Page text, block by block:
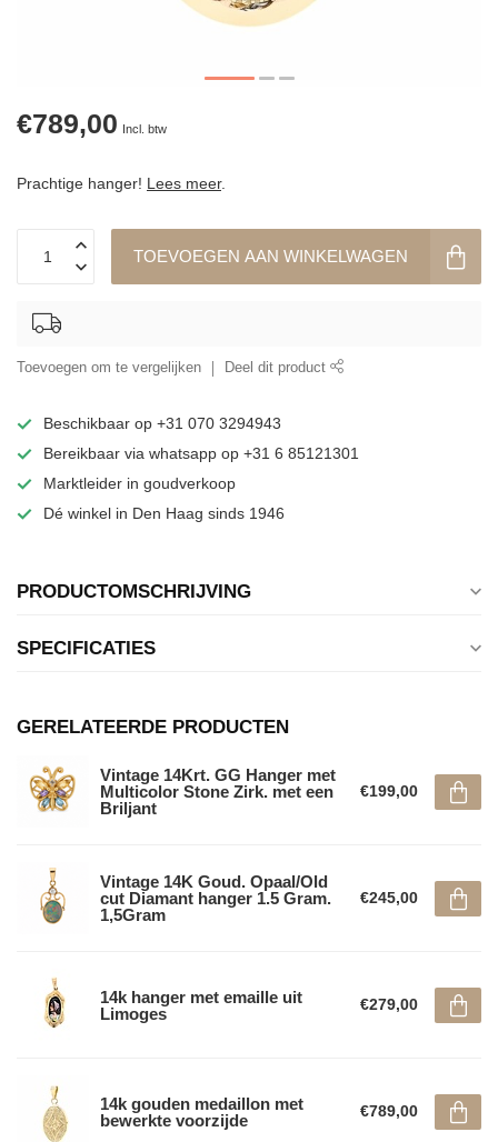
€789,00 Incl. btw
Prachtige hanger! Lees meer.
TOEVOEGEN AAN WINKELWAGEN
Toevoegen om te vergelijken Deel dit product
Beschikbaar op +31 070 3294943
Bereikbaar via whatsapp op +31 6 85121301
Marktleider in goudverkoop
Dé winkel in Den Haag sinds 1946
PRODUCTOMSCHRIJVING
SPECIFICATIES
GERELATEERDE PRODUCTEN
Vintage 14Krt. GG Hanger met
Multicolor Stone Zirk. met een
Briljant
€199,00
Vintage 14K Goud. Opaal/Old
cut Diamant hanger 1.5 Gram.
1,5Gram
€245,00
14k hanger met emaille uit
Limoges
€279,00
14k gouden medaillon met
bewerkte voorzijde
€789,00